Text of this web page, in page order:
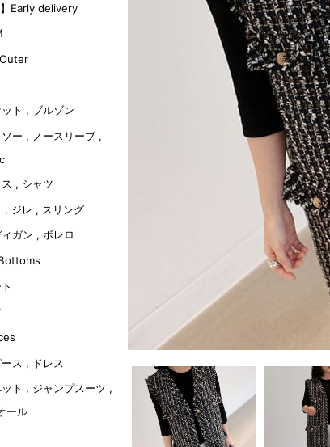
】Early delivery
ト , ブルゾン
ー , ノースリーブ ,
, シャツ
, ジレ , スリング
ガン , ボレロ
ス , ドレス
ト , ジャンプスーツ ,
ール